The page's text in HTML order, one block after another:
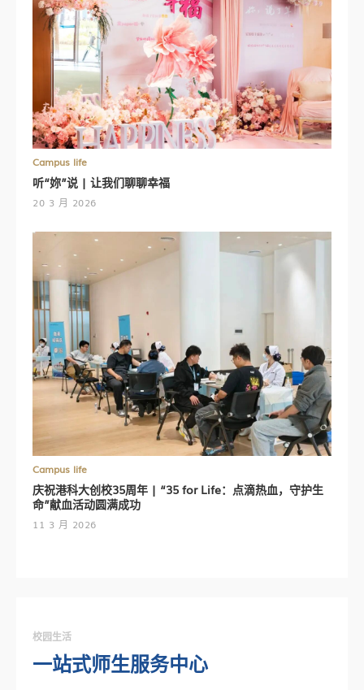
Campus life
听“妳”说 | 让我们聊聊幸福
20 3 月 2026
Campus life
庆祝港科大创校35周年 | “35 for Life：点滴热血，守护生
命”献血活动圆满成功
11 3 月 2026
校园生活
一站式师生服务中心